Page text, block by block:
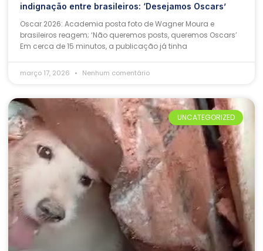
indignação entre brasileiros: ‘Desejamos Oscars’
Oscar 2026: Academia posta foto de Wagner Moura e
brasileiros reagem; ‘Não queremos posts, queremos Oscars’
Em cerca de 15 minutos, a publicação já tinha
março 17, 2026 Nenhum comentário
UNCATEGORIZED